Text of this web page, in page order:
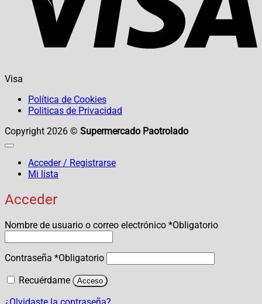
Visa
Política de Cookies
Politicas de Privacidad
Copyright 2026 © Supermercado Paotrolado
Acceder / Registrarse
Mi lista
Acceder
Nombre de usuario o correo electrónico *Obligatorio
Contraseña *Obligatorio
Recuérdame
Acceso
¿Olvidaste la contraseña?